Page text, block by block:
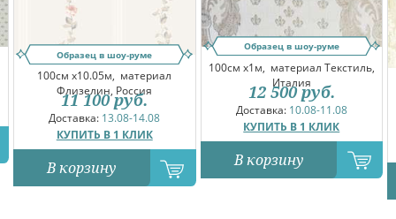
Образец в шоу-руме
100см x10.05м, материал
Флизелин, Россия
Доставка: 13.08-14.08
КУПИТЬ В 1 КЛИК
11 100 руб.
В корзину
Образец в шоу-руме
100см x1м, материал Текстиль,
Италия
Доставка: 10.08-11.08
КУПИТЬ В 1 КЛИК
12 500 руб.
В корзину